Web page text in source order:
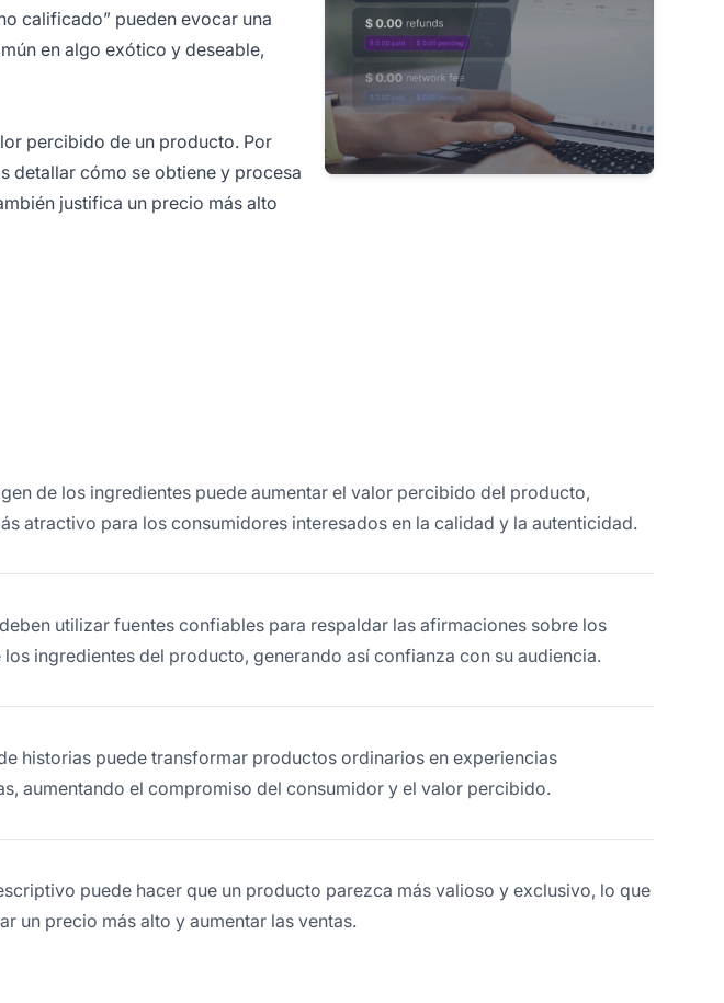
calificado” pueden evocar una
en algo exótico y deseable,
percibido de un producto. Por
detallar cómo se obtiene y procesa
justifica un precio más alto
de los ingredientes puede aumentar el valor percibido del producto,
atractivo para los consumidores interesados en la calidad y la autenticidad.
utilizar fuentes confiables para respaldar las afirmaciones sobre los
ingredientes del producto, generando así confianza con su audiencia.
historias puede transformar productos ordinarios en experiencias
aumentando el compromiso del consumidor y el valor percibido.
puede hacer que un producto parezca más valioso y exclusivo, lo que
un precio más alto y aumentar las ventas.